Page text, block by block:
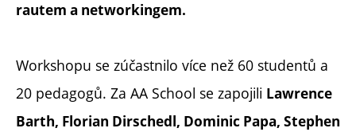
rautem a networkingem.
Workshopu se zúčastnilo více než 60 studentů a
20 pedagogů. Za AA School se zapojili Lawrence
Barth, Florian Dirschedl, Dominic Papa, Stephen